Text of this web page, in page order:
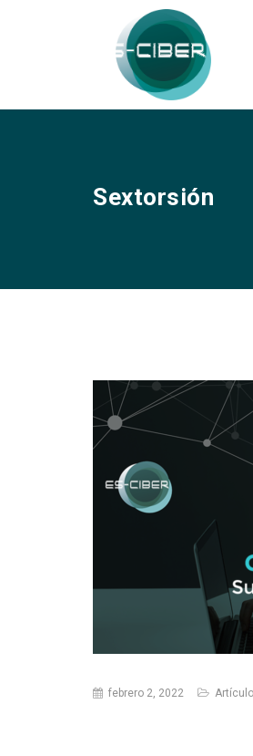
Sextorsión
febrero 2, 2022 Artículo